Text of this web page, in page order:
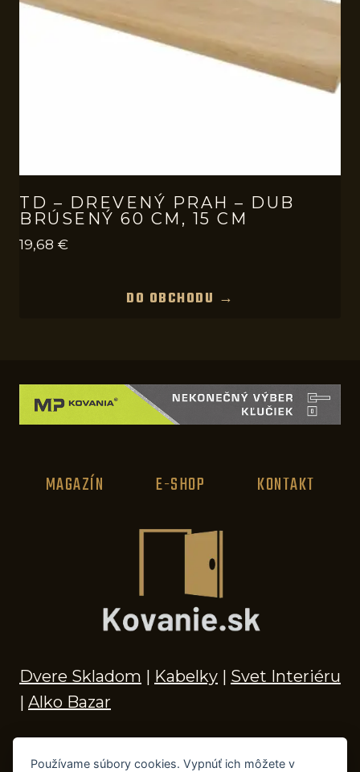
TD – DREVENÝ PRAH – DUB
BRÚSENÝ 60 CM, 15 CM
19,68 €
DO OBCHODU →
MAGAZÍN E-SHOP KONTAKT
Dvere Skladom | Kabelky | Svet Interiéru
| Alko Bazar
Používame súbory cookies. Vypnúť ich môžete v